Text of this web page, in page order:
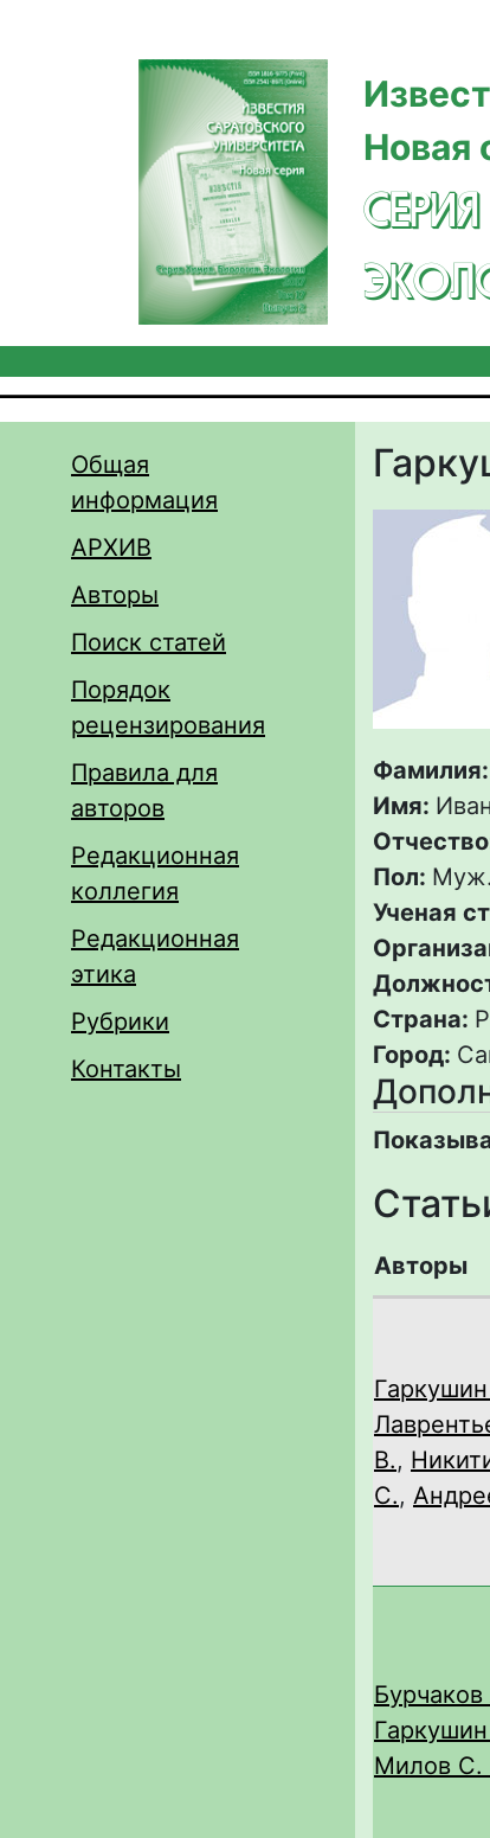
Новая
Общая
информация
АРХИВ
Авторы
Поиск статей
Порядок
рецензирования
Правила для
авторов
Редакционная
коллегия
Редакционная
этика
Рубрики
Контакты
Фамилия:
Имя: Иван
Пол: Муж.
Ученая
Страна:
Город:
Авторы
В.,
С.,
Милов С.